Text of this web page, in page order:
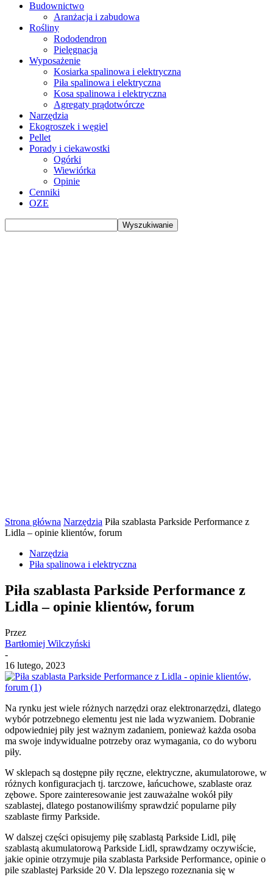
Budownictwo
Aranżacja i zabudowa
Rośliny
Rododendron
Pielęgnacja
Wyposażenie
Kosiarka spalinowa i elektryczna
Piła spalinowa i elektryczna
Kosa spalinowa i elektryczna
Agregaty prądotwórcze
Narzędzia
Ekogroszek i węgiel
Pellet
Porady i ciekawostki
Ogórki
Wiewiórka
Opinie
Cenniki
OZE
Strona główna Narzędzia Piła szablasta Parkside Performance z
Lidla – opinie klientów, forum
Narzędzia
Piła spalinowa i elektryczna
Piła szablasta Parkside Performance z
Lidla – opinie klientów, forum
Przez
Bartłomiej Wilczyński
-
16 lutego, 2023
Na rynku jest wiele różnych narzędzi oraz elektronarzędzi, dlatego
wybór potrzebnego elementu jest nie lada wyzwaniem. Dobranie
odpowiedniej piły jest ważnym zadaniem, ponieważ każda osoba
ma swoje indywidualne potrzeby oraz wymagania, co do wyboru
piły.
W sklepach są dostępne piły ręczne, elektryczne, akumulatorowe, w
różnych konfiguracjach tj. tarczowe, łańcuchowe, szablaste oraz
zębowe. Spore zainteresowanie jest zauważalne wokół piły
szablastej, dlatego postanowiliśmy sprawdzić popularne piły
szablaste firmy Parkside.
W dalszej części opisujemy piłę szablastą Parkside Lidl, piłę
szablastą akumulatorową Parkside Lidl, sprawdzamy oczywiście,
jakie opinie otrzymuje piła szablasta Parkside Performance, opinie o
pile szablastej Parkside 20 V. Dla lepszego rozeznania się w